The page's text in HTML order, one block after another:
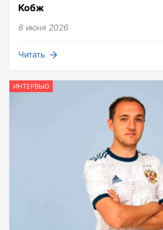
Кобж
8 июня 2026
Читать
ИНТЕРВЬЮ